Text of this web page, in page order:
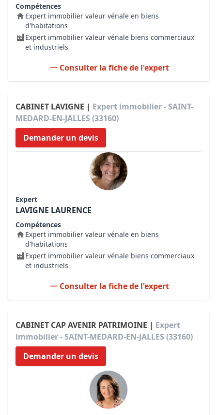
Compétences
Expert immobilier valeur vénale en biens
d'habitations
Expert immobilier valeur vénale biens commerciaux
et industriels
Consulter la fiche de l'expert
CABINET LAVIGNE | Expert immobilier - SAINT-
MEDARD-EN-JALLES (33160)
Demander un devis
Expert
LAVIGNE LAURENCE
Compétences
Expert immobilier valeur vénale en biens
d'habitations
Expert immobilier valeur vénale biens commerciaux
et industriels
Consulter la fiche de l'expert
CABINET CAP AVENIR PATRIMOINE | Expert
immobilier - SAINT-MEDARD-EN-JALLES (33160)
Demander un devis